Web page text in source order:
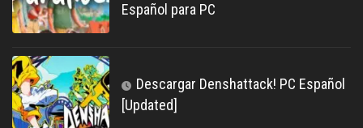
Español para PC
Descargar Denshattack! PC Español
[Updated]